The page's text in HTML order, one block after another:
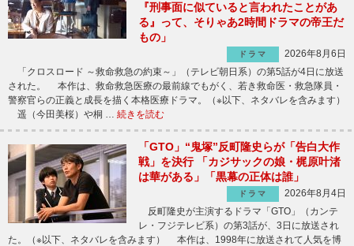
『刑事面に似ていると言われたことがあ
る』って、そりゃあ2時間ドラマの帝王だ
もの」
ドラマ
2026年8月6日
「クロスロード ～救命救急の約束～」（テレビ朝日系）の第5話が4日に放送
された。 本作は、救命救急医療の最前線でもがく、若き救命医・救急隊員・
警察官らの正義と成長を描く本格医療ドラマ。（※以下、ネタバレを含みます）
遥（今田美桜）や桐 … 続きを読む
「GTO」“鬼塚”反町隆史らが「告白大作
戦」を決行 「カジサックの娘・梶原叶渚
は華がある」「黒幕の正体は誰」
ドラマ
2026年8月4日
反町隆史が主演するドラマ「GTO」（カンテ
レ・フジテレビ系）の第3話が、3日に放送され
た。（※以下、ネタバレを含みます） 本作は、1998年に放送されて人気を博